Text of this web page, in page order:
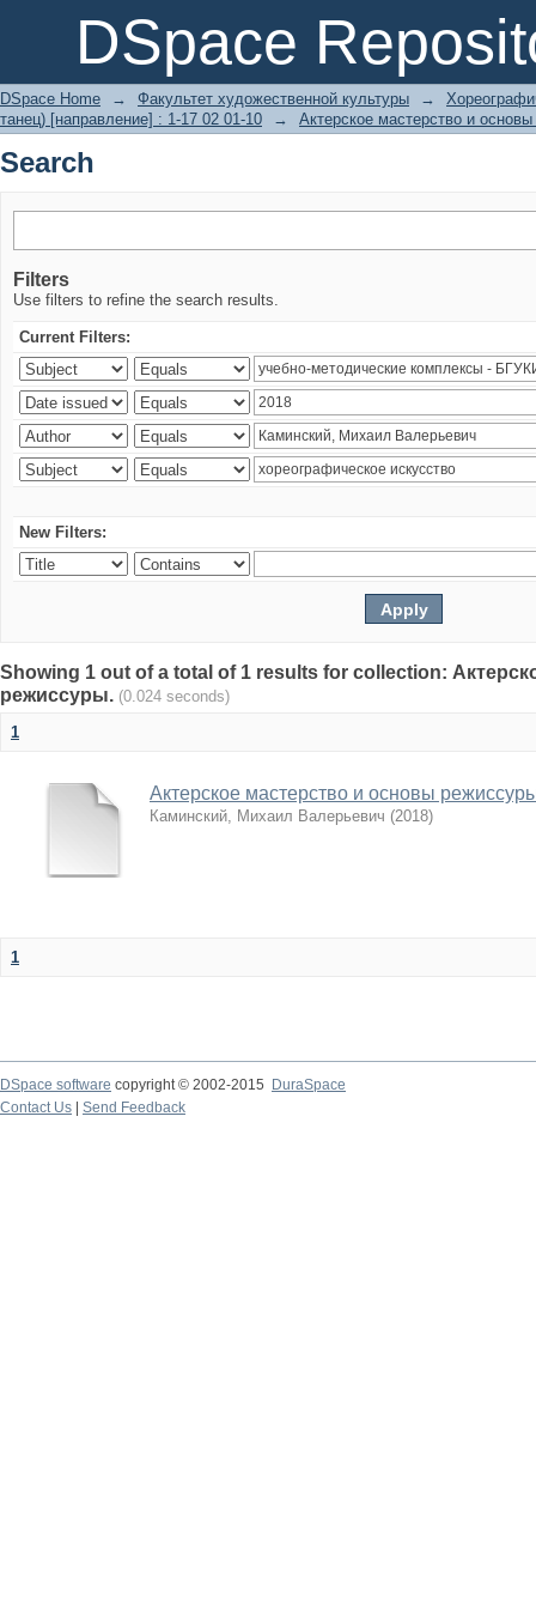
DSpace
Search
DSpace Home → Факультет художественной культуры →
танец) [направление] : 1-17 02 01-10
→ Актерское мастерство и
Search
Filters
Use filters to refine the search results.
Current Filters:
New Filters:
Showing 1 out of a total of 1 results for collection:
режиссуры. (0.024 seconds)
1
Актерское мастерство и основы
Каминский, Михаил Валерьевич (2018)
1
DSpace software copyright © 2002-2015
DuraSpace
Contact Us
Send Feedback